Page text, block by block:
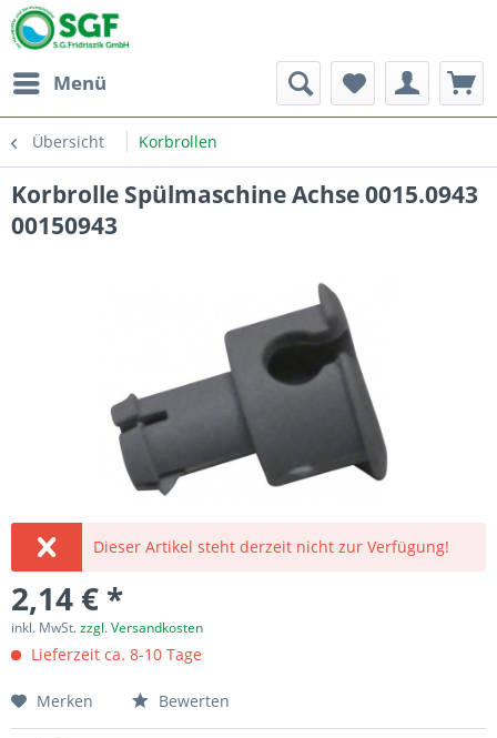
Menü
Übersicht Korbrollen
Korbrolle Spülmaschine Achse 0015.0943
00150943
Dieser Artikel steht derzeit nicht zur Verfügung!
2,14 € *
inkl. MwSt.zzgl. Versandkosten
Lieferzeit ca. 8-10 Tage
Merken Bewerten